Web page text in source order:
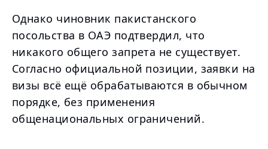
Однако чиновник пакистанского
посольства в ОАЭ подтвердил, что
никакого общего запрета не существует.
Согласно официальной позиции, заявки на
визы всё ещё обрабатываются в обычном
порядке, без применения
общенациональных ограничений.